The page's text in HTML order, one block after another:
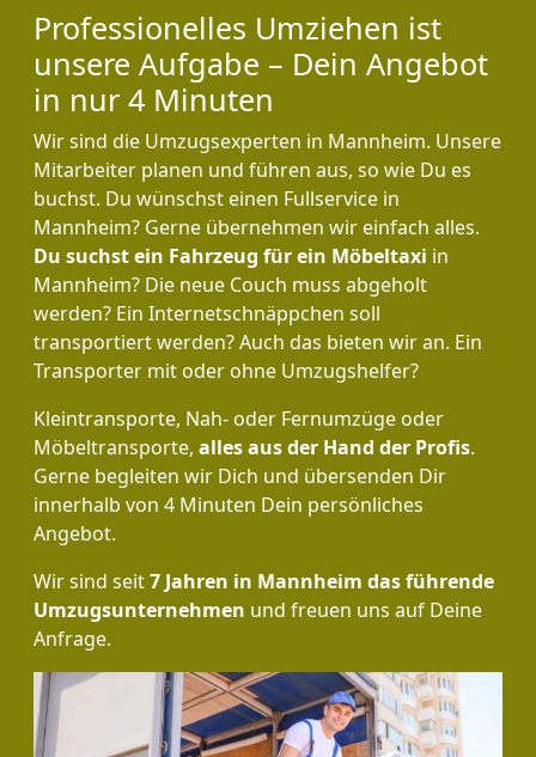
Professionelles Umziehen ist
unsere Aufgabe – Dein Angebot
in nur 4 Minuten
Wir sind die Umzugsexperten in Mannheim. Unsere
Mitarbeiter planen und führen aus, so wie Du es
buchst. Du wünschst einen Fullservice in
Mannheim? Gerne übernehmen wir einfach alles.
Du suchst ein Fahrzeug für ein Möbeltaxi in
Mannheim? Die neue Couch muss abgeholt
werden? Ein Internetschnäppchen soll
transportiert werden? Auch das bieten wir an. Ein
Transporter mit oder ohne Umzugshelfer?
Kleintransporte, Nah- oder Fernumzüge oder
Möbeltransporte, alles aus der Hand der Profis.
Gerne begleiten wir Dich und übersenden Dir
innerhalb von 4 Minuten Dein persönliches
Angebot.
Wir sind seit7 Jahren in Mannheim das führende
Umzugsunternehmen und freuen uns auf Deine
Anfrage.